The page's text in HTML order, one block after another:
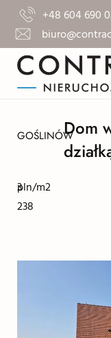
+48 604 690
GOŚLINÓWDom
3
238
pln/m2